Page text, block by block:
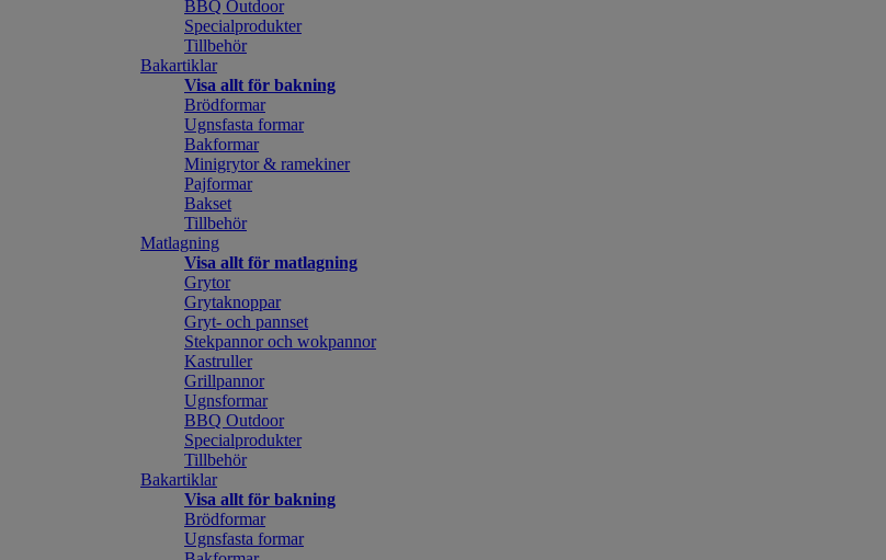
BBQ Outdoor
Specialprodukter
Tillbehör
Bakartiklar
Visa allt för bakning
Brödformar
Ugnsfasta formar
Bakformar
Minigrytor & ramekiner
Pajformar
Bakset
Tillbehör
Matlagning
Visa allt för matlagning
Grytor
Grytaknoppar
Gryt- och pannset
Stekpannor och wokpannor
Kastruller
Grillpannor
Ugnsformar
BBQ Outdoor
Specialprodukter
Tillbehör
Bakartiklar
Visa allt för bakning
Brödformar
Ugnsfasta formar